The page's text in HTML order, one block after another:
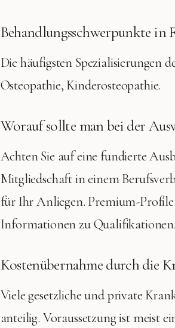
Behandlungsschwerpunkte in
Die häufigsten Spezialisierungen
Osteopathie, Kinderosteopathie.
Worauf sollte man bei der
Achten Sie auf eine fundierte
Mitgliedschaft in einem
für Ihr Anliegen. Premium-
Informationen zu
Kostenübernahme durch die
Viele gesetzliche und private
anteilig. Voraussetzung ist meist